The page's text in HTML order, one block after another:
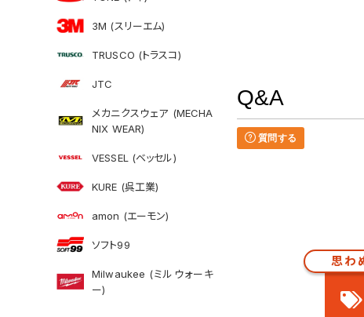
3M (スリーエム)
TRUSCO (トラスコ)
JTC
メカニクスウェア (MECHA
NIX WEAR)
VESSEL (ベッセル)
KURE (呉工業)
amon (エーモン)
ソフト99
Milwaukee (ミルウォーキ
ー)
Q&A
質問する
思わ